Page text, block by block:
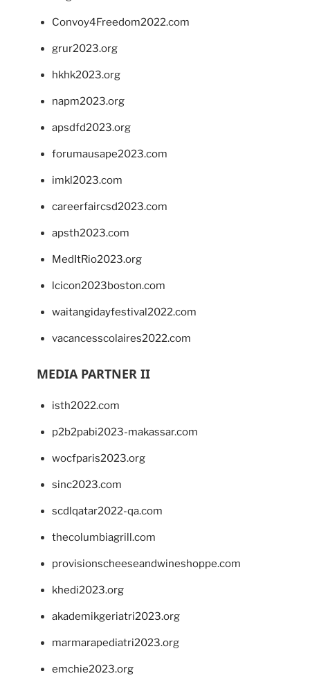
Convoy4Freedom2022.com
grur2023.org
hkhk2023.org
napm2023.org
apsdfd2023.org
forumausape2023.com
imkl2023.com
careerfaircsd2023.com
apsth2023.com
MedItRio2023.org
lcicon2023boston.com
waitangidayfestival2022.com
vacancesscolaires2022.com
MEDIA PARTNER II
isth2022.com
p2b2pabi2023-makassar.com
wocfparis2023.org
sinc2023.com
scdlqatar2022-qa.com
thecolumbiagrill.com
provisionscheeseandwineshoppe.com
khedi2023.org
akademikgeriatri2023.org
marmarapediatri2023.org
emchie2023.org